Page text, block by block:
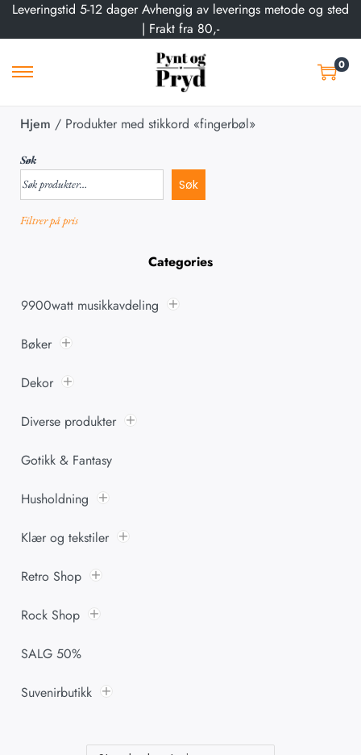
Leveringstid 5-12 dager Avhengig av leverings metode og sted
| Frakt fra 80,-
0
Hjem / Produkter med stikkord «fingerbøl»
Søk
Søk
Filtrer på pris
Categories
9900watt musikkavdeling
Bøker
Dekor
Diverse produkter
Gotikk & Fantasy
Husholdning
Klær og tekstiler
Retro Shop
Rock Shop
SALG 50%
Suvenirbutikk